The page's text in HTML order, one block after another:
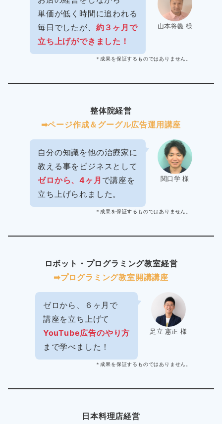
山本将義 様
単価が低く時間に追われる
毎日でしたが、 約３ヶ月で
立ち上げができました！
＊成果を保証するものではありません。
整体院経営
➡︎ページ作成＆グーグル広告運用講座
関口学 様
自分の知識を他の治療家に
教える事をビジネスとして
ゼロから、4ヶ月 で講座を
立ち上げられました。
＊成果を保証するものではありません。
ロボット・プログラミング教室経営
➡︎プログラミング教室開講講座
足立 憲正 様
ゼロから、６ヶ月で
講座を立ち上げて
YouTube広告のやり方
まで学べました！
＊成果を保証するものではありません。
日本料理店経営